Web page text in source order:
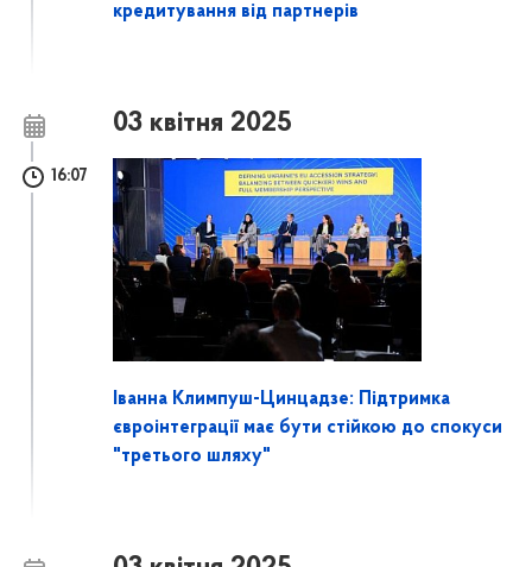
кредитування від партнерів
03 квітня 2025
16:07
Іванна Климпуш-Цинцадзе: Підтримка
євроінтеграції має бути стійкою до спокуси
"третього шляху"